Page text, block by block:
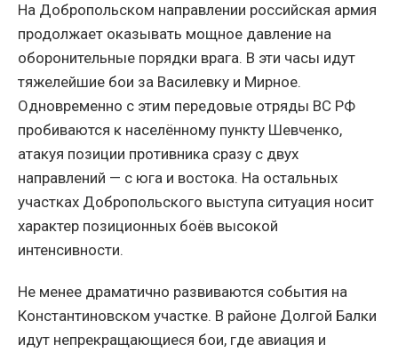
На Добропольском направлении российская армия
продолжает оказывать мощное давление на
оборонительные порядки врага. В эти часы идут
тяжелейшие бои за Василевку и Мирное.
Одновременно с этим передовые отряды ВС РФ
пробиваются к населённому пункту Шевченко,
атакуя позиции противника сразу с двух
направлений — с юга и востока. На остальных
участках Добропольского выступа ситуация носит
характер позиционных боёв высокой
интенсивности.
Не менее драматично развиваются события на
Константиновском участке. В районе Долгой Балки
идут непрекращающиеся бои, где авиация и